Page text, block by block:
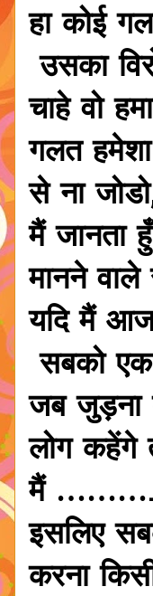
हा कोई
उसका
चाहे वो
गलत
से ना
मैं जानता
मानने
यदि मैं
सबको
जब जुड़ना
लोग कहेंगे
मैं ……….
इसलिए
करना